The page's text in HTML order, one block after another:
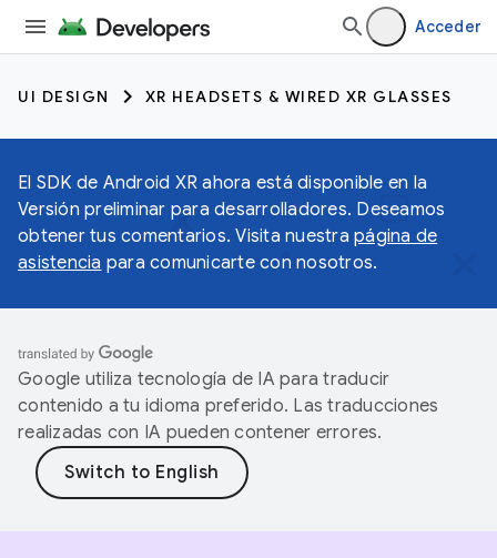
Acceder
UI DESIGN XR HEADSETS & WIRED XR GLASSES
El SDK de Android XR ahora está disponible en la
Versión preliminar para desarrolladores. Deseamos
obtener tus comentarios. Visita nuestra página de
asistencia para comunicarte con nosotros.
Google utiliza tecnología de IA para traducir
contenido a tu idioma preferido. Las traducciones
realizadas con IA pueden contener errores.